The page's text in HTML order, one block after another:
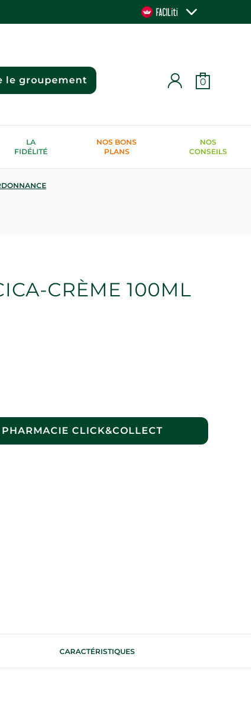
le groupement 0
LA
FIDÉLITÉ
NOS BONS
PLANS
NOS
CONSEILS
CRÈME 100ML
CLICK&COLLECT
CARACTÉRISTIQUES